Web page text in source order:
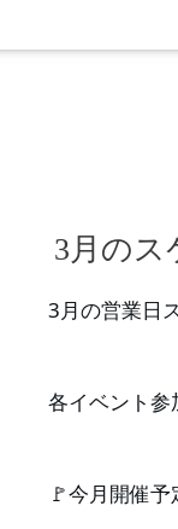
3月のス
3月の営業日
各イベント参
🚩今月開催